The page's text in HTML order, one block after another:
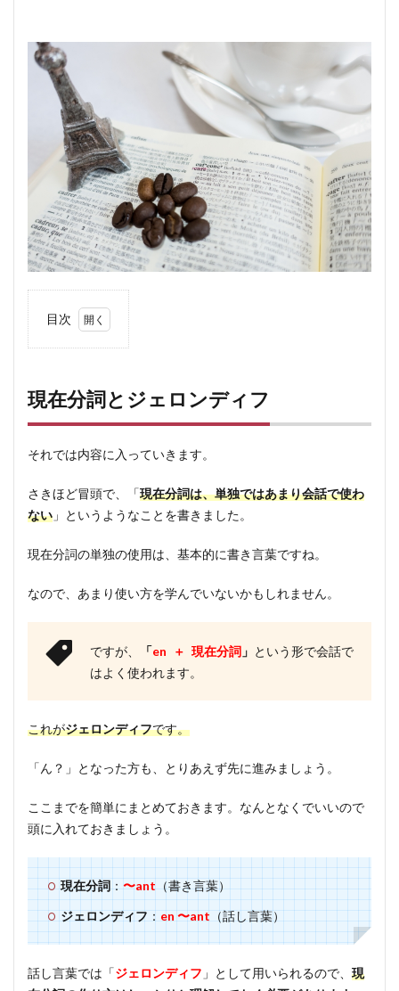
目次
とジ
ィフ
2
分詞
の作
り方
3
つあ
まと
現在分詞とジェロンディフ
それでは内容に入っていきます。
さきほど冒頭で、「現在分詞は、単独ではあまり会話で使わ
ない 」というようなことを書きました。
現在分詞の単独の使用は、基本的に書き言葉ですね。
なので、あまり使い方を学んでいないかもしれません。
ですが、 「en ＋ 現在分詞 」
という形で会話で
はよく使われます。
これがジェロンディフです。
「ん？」となった方も、とりあえず先に進みましょう。
ここまでを簡単にまとめておきます。なんとなくでいいので
頭に入れておきましょう。
現在分詞：〜ant（書き言葉）
ジェロンディフ：en 〜ant（話し言葉）
話し言葉では「ジェロンディフ 」として用いられるので、 現